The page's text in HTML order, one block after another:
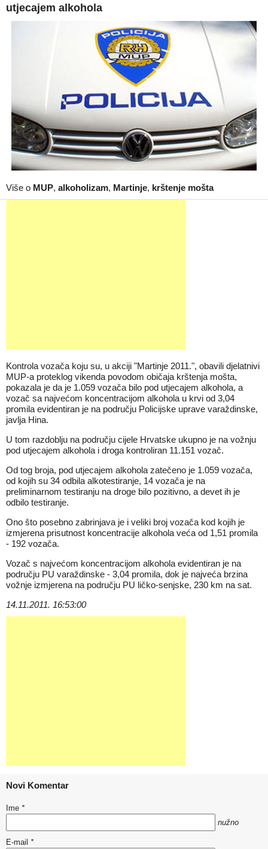
utjecajem alkohola
Više o MUP, alkoholizam, Martinje, krštenje mošta
Kontrola vozača koju su, u akciji "Martinje 2011.", obavili djelatnivi
MUP-a proteklog vikenda povodom običaja krštenja mošta,
pokazala je da je 1.059 vozača bilo pod utjecajem alkohola, a
vozač sa najvećom koncentracijom alkohola u krvi od 3,04
promila evidentiran je na području Policijske uprave varaždinske,
javlja Hina.
U tom razdoblju na području cijele Hrvatske ukupno je na vožnju
pod utjecajem alkohola i droga kontroliran 11.151 vozač.
Od tog broja, pod utjecajem alkohola zatečeno je 1.059 vozača,
od kojih su 34 odbila alkotestiranje, 14 vozača je na
preliminarnom testiranju na droge bilo pozitivno, a devet ih je
odbilo testiranje.
Ono što posebno zabrinjava je i veliki broj vozača kod kojih je
izmjerena prisutnost koncentracije alkohola veća od 1,51 promila
- 192 vozača.
Vozač s najvećom koncentracijom alkohola evidentiran je na
području PU varaždinske - 3,04 promila, dok je najveća brzina
vožnje izmjerena na području PU ličko-senjske, 230 km na sat.
14.11.2011. 16:53:00
Novi Komentar
Ime *
nužno
E-mail *